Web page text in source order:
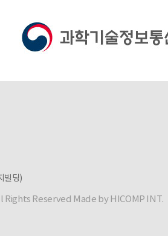
빌딩)
Rights Reserved Made by HICOMP INT.